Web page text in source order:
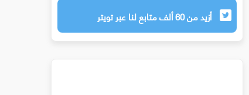
أزيد من 60 ألف متابع لنا عبر تويتر